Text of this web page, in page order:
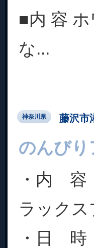
■内 容
な...
神奈川県 藤沢市
のんび
・内 容
ラック
・日 時